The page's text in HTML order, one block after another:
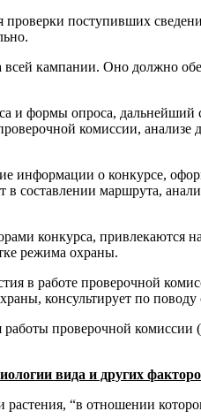
поступивших
кампании. Оно должно
и формы опроса,
комиссии,
информации о конкурсе,
в составлении маршрута,
конкурса, привлекаются
режима охраны.
в работе проверочной
консультирует по
проверочной
вида и других
“в отношении